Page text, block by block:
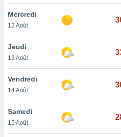
ou
le
ainsi
un
la
du
Mercredi
12 Août
Jeudi
13 Août
Vendredi
14 Août
Samedi
15 Août